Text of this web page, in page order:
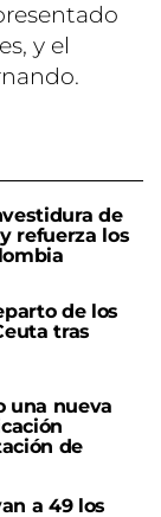
y el
de
refuerza los
de los
tras
una nueva
de
a 49 los